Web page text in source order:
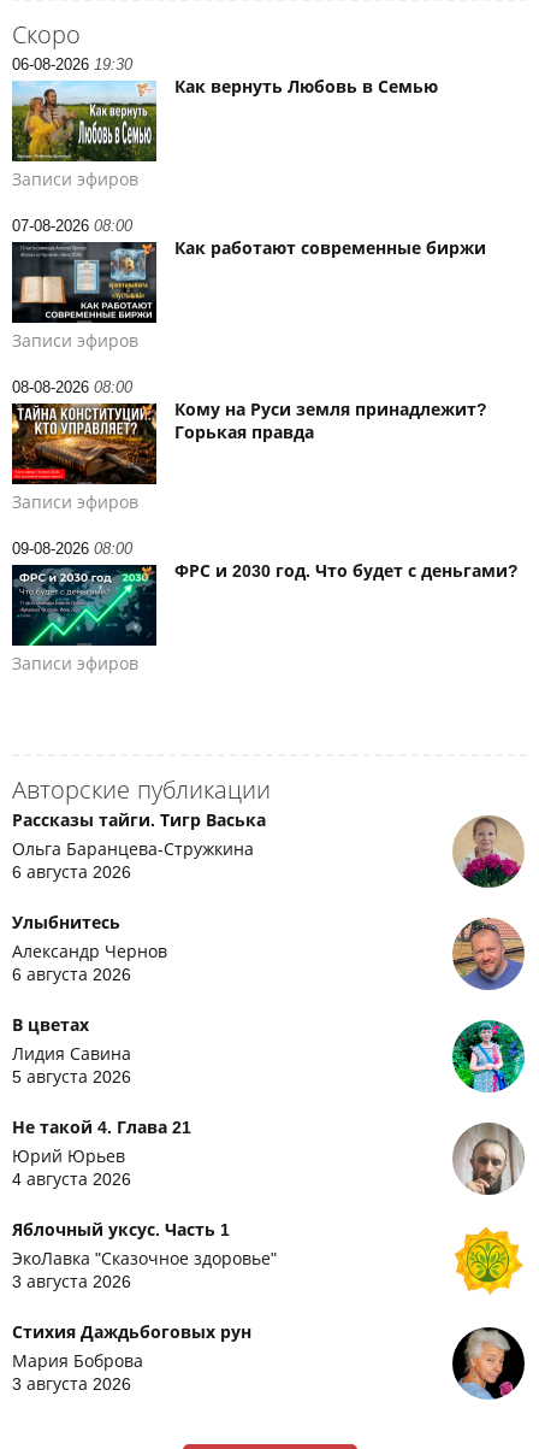
Скоро
06-08-2026 19:30
Как вернуть Любовь в Семью
Записи эфиров
07-08-2026 08:00
Как работают современные биржи
Записи эфиров
08-08-2026 08:00
Кому на Руси земля принадлежит?
Горькая правда
Записи эфиров
09-08-2026 08:00
ФРС и 2030 год. Что будет с деньгами?
Записи эфиров
Авторские публикации
Рассказы тайги. Тигр Васька
Ольга Баранцева-Стружкина
6 августа 2026
Улыбнитесь
Александр Чернов
6 августа 2026
В цветах
Лидия Савина
5 августа 2026
Не такой 4. Глава 21
Юрий Юрьев
4 августа 2026
Яблочный уксус. Часть 1
ЭкоЛавка "Сказочное здоровье"
3 августа 2026
Стихия Даждьбоговых рун
Мария Боброва
3 августа 2026